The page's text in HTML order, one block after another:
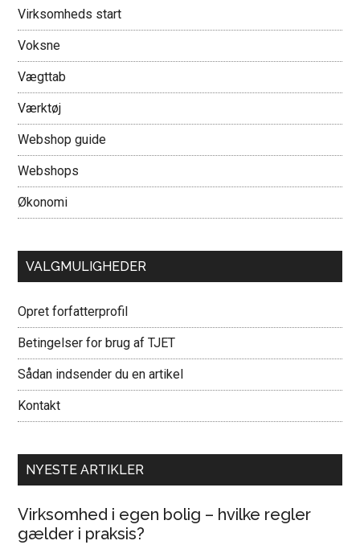
Virksomheds start
Voksne
Vægttab
Værktøj
Webshop guide
Webshops
Økonomi
VALGMULIGHEDER
Opret forfatterprofil
Betingelser for brug af TJET
Sådan indsender du en artikel
Kontakt
NYESTE ARTIKLER
Virksomhed i egen bolig – hvilke regler
gælder i praksis?